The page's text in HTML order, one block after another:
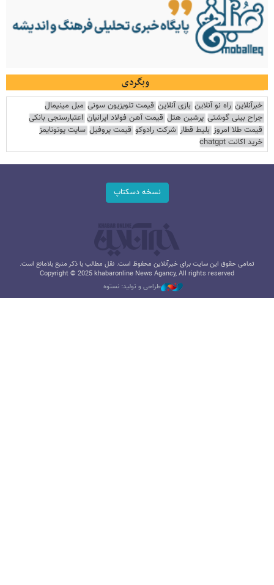
وبگردی
خبرآنلاین راه نو آنلاین بازی آنلاین قیمت تلویزیون سونی مبل مینیمال
جراح بینی گوشتی پرشین هتل قیمت آهن فولاد ایرانیان اعتبارسنجی بانکی
قیمت طلا امروز بلیط قطار شرکت رادوکو قیمت پروفیل سایت یوتوتایمز
خرید اکانت chatgpt
نسخه دسکتاپ
تمامی حقوق این سایت برای خبرآنلاین محفوظ است. نقل مطالب با ذکر منبع بلامانع است.
Copyright © 2025 khabaronline News Agancy, All rights reserved
طراحی و تولید: نستوه